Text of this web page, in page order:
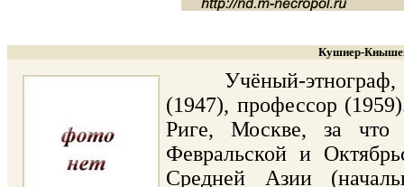
Кушнер-
Учёный-этнограф,
(1947), профессор
Риге, Москве, за что
Февральской и
Средней Азии